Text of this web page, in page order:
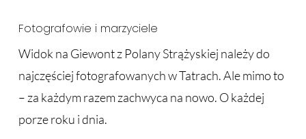
Fotografowie i marzyciele
Widok na Giewont z Polany Strążyskiej należy do
najczęściej fotografowanych w Tatrach. Ale mimo to
– za każdym razem zachwyca na nowo. O każdej
porze roku i dnia.